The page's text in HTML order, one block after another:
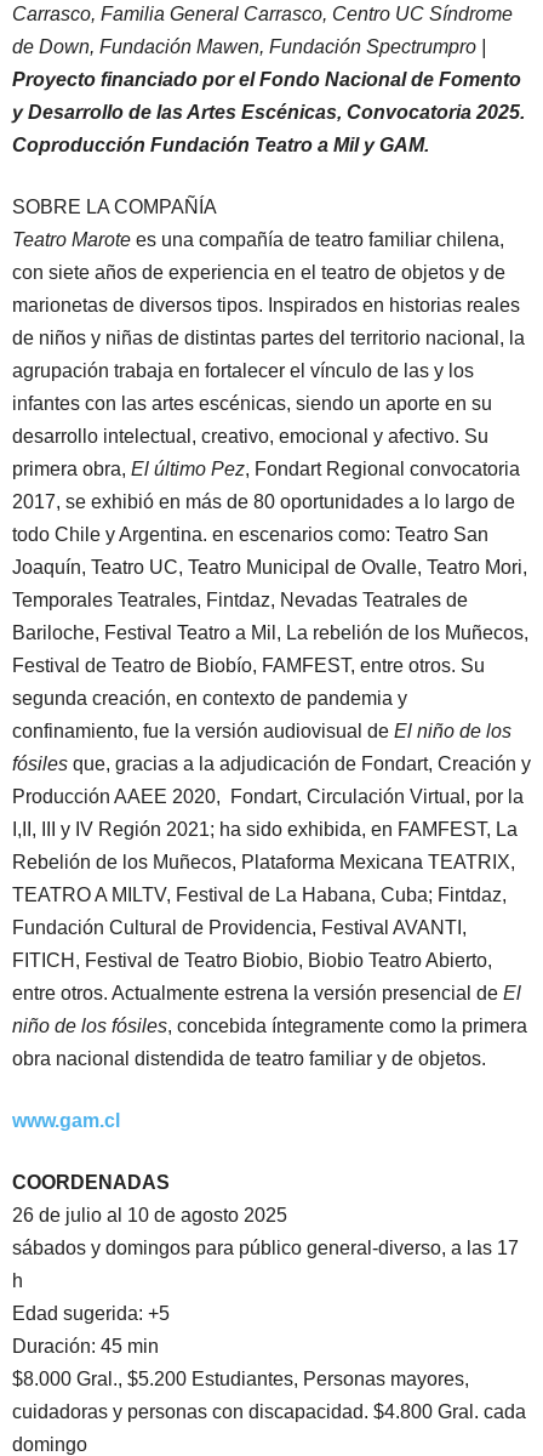
Carrasco, Familia General Carrasco, Centro UC Síndrome
de Down, Fundación Mawen, Fundación Spectrumpro |
Proyecto financiado por el Fondo Nacional de Fomento
y Desarrollo de las Artes Escénicas, Convocatoria 2025.
Coproducción Fundación Teatro a Mil y GAM.
SOBRE LA COMPAÑÍA
Teatro Marote es una compañía de teatro familiar chilena,
con siete años de experiencia en el teatro de objetos y de
marionetas de diversos tipos. Inspirados en historias reales
de niños y niñas de distintas partes del territorio nacional, la
agrupación trabaja en fortalecer el vínculo de las y los
infantes con las artes escénicas, siendo un aporte en su
desarrollo intelectual, creativo, emocional y afectivo. Su
primera obra, El último Pez, Fondart Regional convocatoria
2017, se exhibió en más de 80 oportunidades a lo largo de
todo Chile y Argentina. en escenarios como: Teatro San
Joaquín, Teatro UC, Teatro Municipal de Ovalle, Teatro Mori,
Temporales Teatrales, Fintdaz, Nevadas Teatrales de
Bariloche, Festival Teatro a Mil, La rebelión de los Muñecos,
Festival de Teatro de Biobío, FAMFEST, entre otros. Su
segunda creación, en contexto de pandemia y
confinamiento, fue la versión audiovisual de El niño de los
fósiles que, gracias a la adjudicación de Fondart, Creación y
Producción AAEE 2020, Fondart, Circulación Virtual, por la
I,II, III y IV Región 2021; ha sido exhibida, en FAMFEST, La
Rebelión de los Muñecos, Plataforma Mexicana TEATRIX,
TEATRO A MILTV, Festival de La Habana, Cuba; Fintdaz,
Fundación Cultural de Providencia, Festival AVANTI,
FITICH, Festival de Teatro Biobio, Biobio Teatro Abierto,
entre otros. Actualmente estrena la versión presencial de El
niño de los fósiles, concebida íntegramente como la primera
obra nacional distendida de teatro familiar y de objetos.
www.gam.cl
COORDENADAS
26 de julio al 10 de agosto 2025
sábados y domingos para público general-diverso, a las 17
h
Edad sugerida: +5
Duración: 45 min
$8.000 Gral., $5.200 Estudiantes, Personas mayores,
cuidadoras y personas con discapacidad. $4.800 Gral. cada
domingo